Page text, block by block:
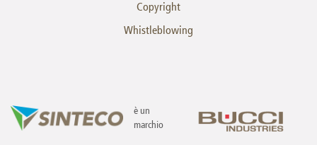
Copyright
Whistleblowing
è un
marchio